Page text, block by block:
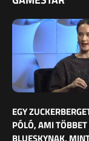
EGY
PÓLÓ, AMI